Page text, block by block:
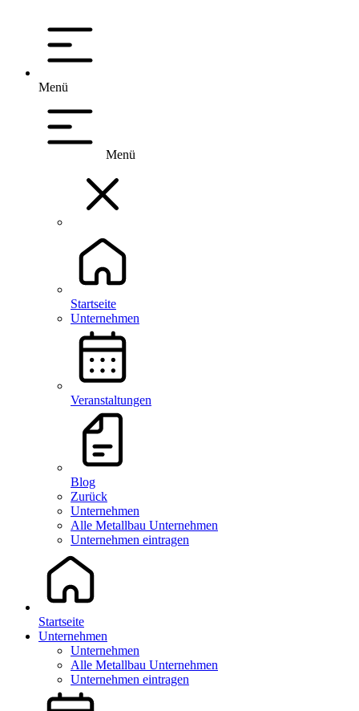
Menü
Menü
Startseite
Unternehmen
Veranstaltungen
Blog
Zurück
Unternehmen
Alle Metallbau Unternehmen
Unternehmen eintragen
Startseite
Unternehmen
Unternehmen
Alle Metallbau Unternehmen
Unternehmen eintragen